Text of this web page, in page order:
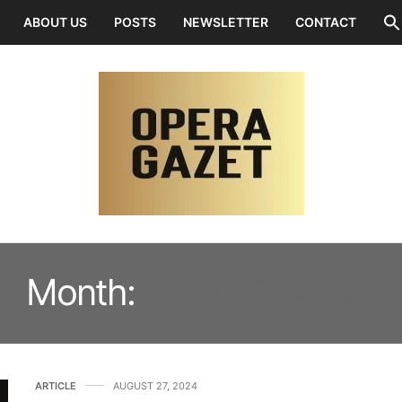
ABOUT US POSTS NEWSLETTER CONTACT
Month:
ARTICLE AUGUST 27, 2024